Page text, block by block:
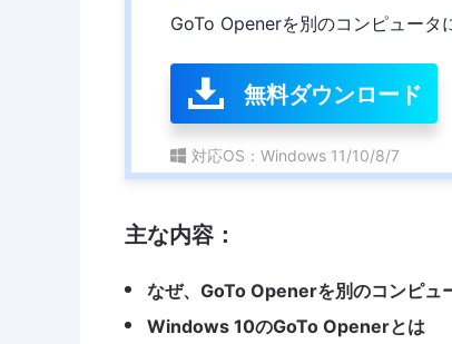
GoTo Openerを別のコンピュータ
無料ダウンロード
対応OS：Windows 11/10/8/7
主な内容：
なぜ、GoTo Openerを別のコンピュ
Windows 10のGoTo Openerとは